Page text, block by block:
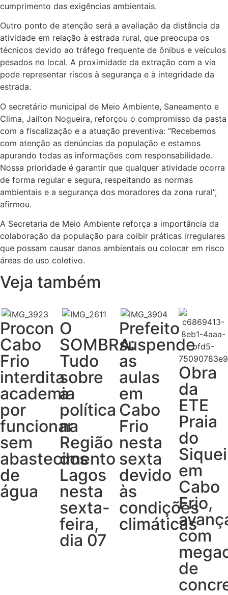
cumprimento das exigências ambientais.
Outro ponto de atenção será a avaliação da distância da
atividade em relação à estrada rural, que preocupa os
técnicos devido ao tráfego frequente de ônibus e veículos
pesados no local. A proximidade da extração com a via
pode representar riscos à segurança e à integridade da
estrada.
O secretário municipal de Meio Ambiente, Saneamento e
Clima, Jailton Nogueira, reforçou o compromisso da pasta
com a fiscalização e a atuação preventiva: “Recebemos
com atenção as denúncias da população e estamos
apurando todas as informações com responsabilidade.
Nossa prioridade é garantir que qualquer atividade ocorra
de forma regular e segura, respeitando as normas
ambientais e a segurança dos moradores da zona rural”,
afirmou.
A Secretaria de Meio Ambiente reforça a importância da
colaboração da população para coibir práticas irregulares
que possam causar danos ambientais ou colocar em risco
áreas de uso coletivo.
Veja também
Procon
Cabo
Frio
interdita
academia
por
funcionar
sem
abastecimento
de
água
O
SOMBRA:
Tudo
sobre
a
política
na
Região
dos
Lagos
nesta
sexta-
feira,
dia 07
Prefeito
suspende
as
aulas
em
Cabo
Frio
nesta
sexta
devido
às
condições
climáticas
Obra
da
ETE
Praia
do
em
Cabo
Frio,
com
de